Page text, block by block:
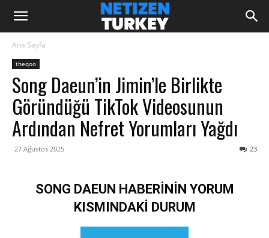
Ana Sayfa
theqoo
Song Daeun’in Jimin’le Birlikte
Göründüğü TikTok Videosunun
Ardından Nefret Yorumları Yağdı
27 Ağustos 2025 23
SONG DAEUN HABERİNİN YORUM
KISMINDAKİ DURUM